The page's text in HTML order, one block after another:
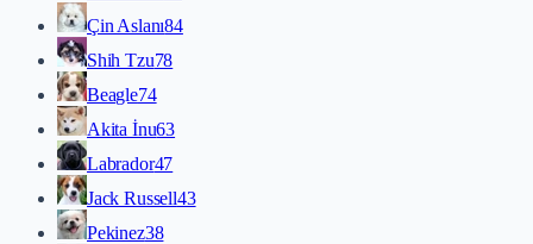
Çin Aslanı84
Shih Tzu78
Beagle74
Akita İnu63
Labrador47
Jack Russell43
Pekinez38